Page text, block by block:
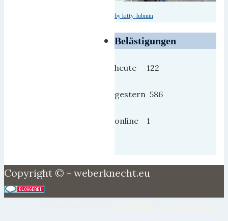
by kitty-lubmin
Belästigungen
heute 122
gestern 586
online 1
Copyright © - weberknecht.eu